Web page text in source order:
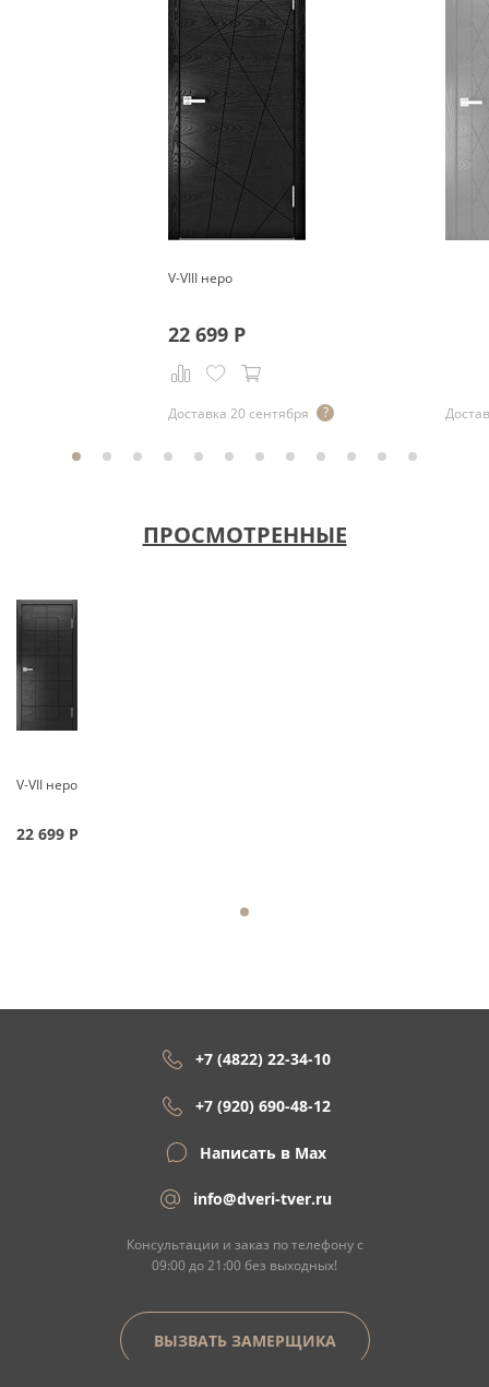
V-VIII неро
22 699 Р
Доставка 20 сентября
ПРОСМОТРЕННЫЕ
V-VII неро
22 699 Р
+7 (4822) 22-34-10
+7 (920) 690-48-12
Написать в Max
info@dveri-tver.ru
Консультации и заказ по телефону с
09:00 до 21:00 без выходных!
ВЫЗВАТЬ ЗАМЕРЩИКА